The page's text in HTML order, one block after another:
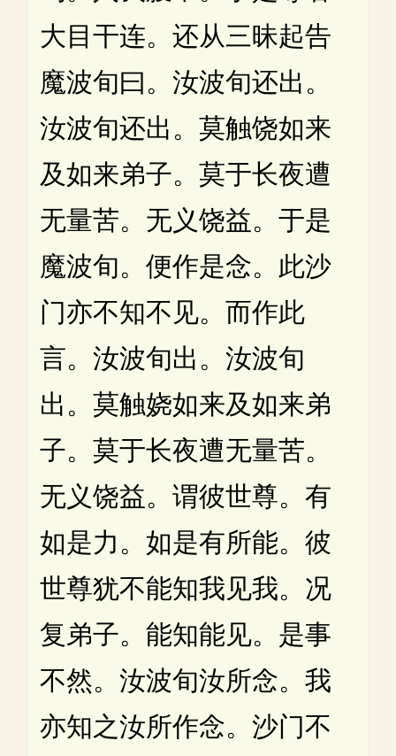
大目干连。还从三昧起告
魔波旬曰。汝波旬还出。
汝波旬还出。莫触饶如来
及如来弟子。莫于长夜遭
无量苦。无义饶益。于是
魔波旬。便作是念。此沙
门亦不知不见。而作此
言。汝波旬出。汝波旬
出。莫触娆如来及如来弟
子。莫于长夜遭无量苦。
无义饶益。谓彼世尊。有
如是力。如是有所能。彼
世尊犹不能知我见我。况
复弟子。能知能见。是事
不然。汝波旬汝所念。我
亦知之汝所作念。沙门不